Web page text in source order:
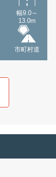
幅9.0～
13.0m
市町村道